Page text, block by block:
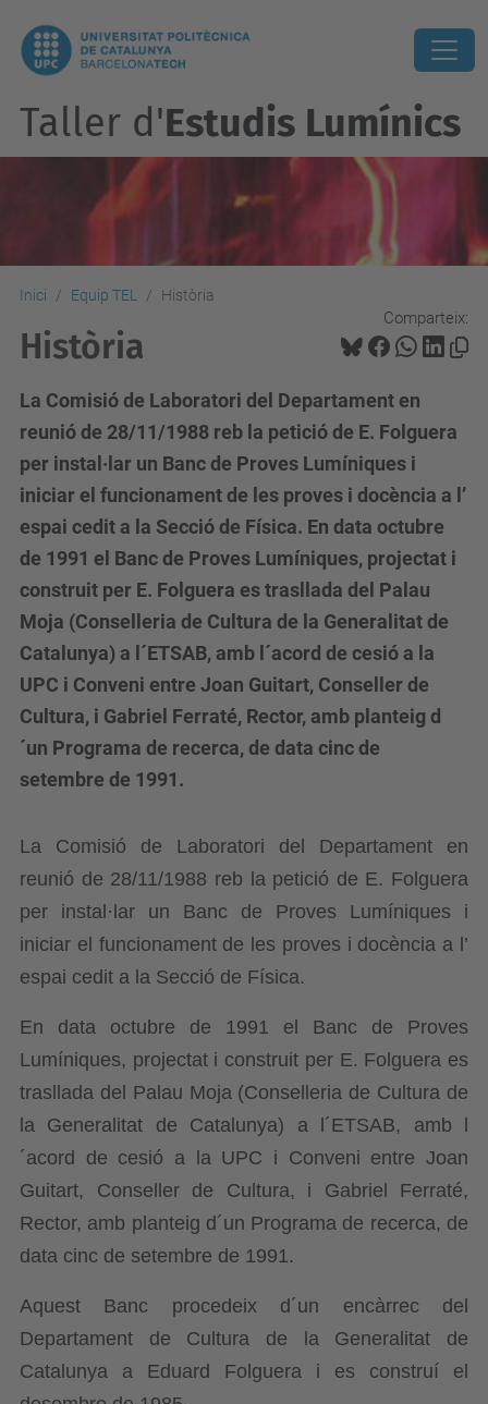
Taller d'Estudis Lumínics
Inici Equip TEL Història
Comparteix:
Història
La Comisió de Laboratori del Departament en
reunió de 28/11/1988 reb la petició de E. Folguera
per instal·lar un Banc de Proves Lumíniques i
iniciar el funcionament de les proves i docència a l’
espai cedit a la Secció de Física. En data octubre
de 1991 el Banc de Proves Lumíniques, projectat i
construit per E. Folguera es trasllada del Palau
Moja (Conselleria de Cultura de la Generalitat de
Catalunya) a l´ETSAB, amb l´acord de cesió a la
UPC i Conveni entre Joan Guitart, Conseller de
Cultura, i Gabriel Ferraté, Rector, amb planteig d
´un Programa de recerca, de data cinc de
setembre de 1991.
La Comisió de Laboratori del Departament en
reunió de 28/11/1988 reb la petició de E. Folguera
per instal·lar un Banc de Proves Lumíniques i
iniciar el funcionament de les proves i docència a l’
espai cedit a la Secció de Física.
En data octubre de 1991 el Banc de Proves
Lumíniques, projectat i construit per E. Folguera es
trasllada del Palau Moja (Conselleria de Cultura de
la Generalitat de Catalunya) a l´ETSAB, amb l
´acord de cesió a la UPC i Conveni entre Joan
Guitart, Conseller de Cultura, i Gabriel Ferraté,
Rector, amb planteig d´un Programa de recerca, de
data cinc de setembre de 1991.
Aquest Banc procedeix d´un encàrrec del
Departament de Cultura de la Generalitat de
Catalunya a Eduard Folguera i es construí el